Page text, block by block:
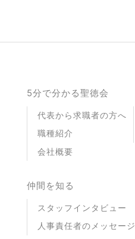
5分で分かる聖徳会
代表から求職者の方へ
職種紹介
会社概要
仲間を知る
スタッフインタビュー
人事責任者のメッセージ